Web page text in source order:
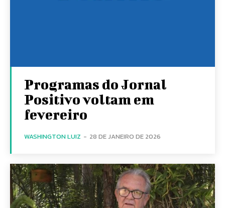
Programas do Jornal
Positivo voltam em
fevereiro
WASHINGTON LUIZ - 28 DE JANEIRO DE 2026